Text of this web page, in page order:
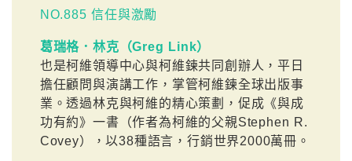
NO.885 信任與激勵
葛瑞格．林克（Greg Link）
也是柯維領導中心與柯維鍊共同創辦人，平日
擔任顧問與演講工作，掌管柯維鍊全球出版事
業。透過林克與柯維的精心策劃，促成《與成
功有約》一書（作者為柯維的父親Stephen R.
Covey），以38種語言，行銷世界2000萬冊。